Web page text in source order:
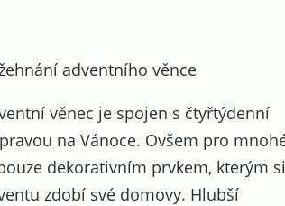
adventního věnce
věnec je spojen s čtyřtýdenní
na Vánoce. Ovšem pro
dekorativním prvkem, kterým
zdobí své domovy. Hlubší